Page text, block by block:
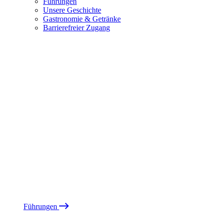
Unsere Geschichte
Gastronomie & Getränke
Barrierefreier Zugang
Führungen